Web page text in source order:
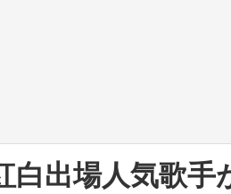
白出場人気歌